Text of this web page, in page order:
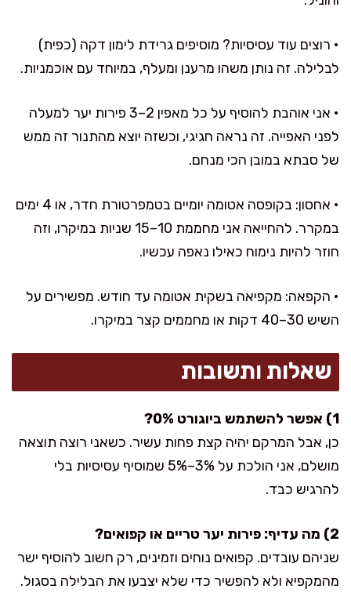
• רוצים עוד עסיסיות? מוסיפים גרידת לימון דקה (כפית)
לבלילה. זה נותן משהו מרענן ומעלף, במיוחד עם אוכמניות.
• אני אוהבת להוסיף על כל מאפין 2–3 פירות יער למעלה
לפני האפייה. זה נראה חגיגי, וכשזה יוצא מהתנור זה ממש
של סבתא במובן הכי מנחם.
• אחסון: בקופסה אטומה יומיים בטמפרטורת חדר, או 4 ימים
במקרר. להחייאה אני מחממת 10–15 שניות במיקרו, וזה
חוזר להיות נימוח כאילו נאפה עכשיו.
• הקפאה: מקפיאה בשקית אטומה עד חודש. מפשירים על
השיש 30–40 דקות או מחממים קצר במיקרו.
שאלות ותשובות
1) אפשר להשתמש ביוגורט 0%?
כן, אבל המרקם יהיה קצת פחות עשיר. כשאני רוצה תוצאה
מושלם, אני הולכת על 3%–5% שמוסיף עסיסיות בלי
להרגיש כבד.
2) מה עדיף: פירות יער טריים או קפואים?
שניהם עובדים. קפואים נוחים וזמינים, רק חשוב להוסיף ישר
מהמקפיא ולא להפשיר כדי שלא יצבעו את הבלילה בסגול.